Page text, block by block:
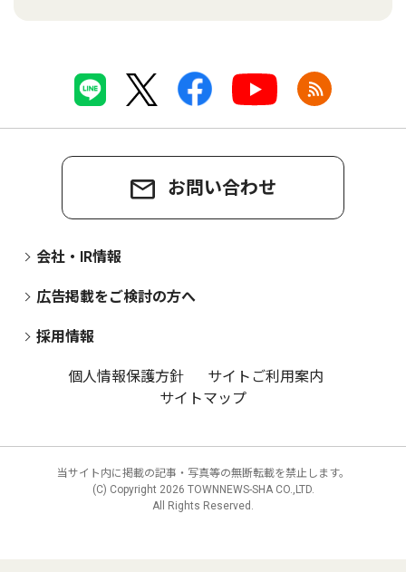
お問い合わせ
会社・IR情報
広告掲載をご検討の方へ
採用情報
個人情報保護方針
サイトご利用案内
サイトマップ
当サイト内に掲載の記事・写真等の無断転載を禁止します。
(C) Copyright 2026 TOWNNEWS-SHA CO.,LTD.
All Rights Reserved.